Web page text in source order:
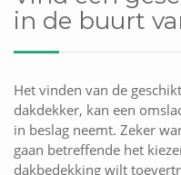
in de buurt
Het vinden van de
dakdekker, kan een
in beslag neemt. Zeker
gaan betreffende het
dakbedekking wilt